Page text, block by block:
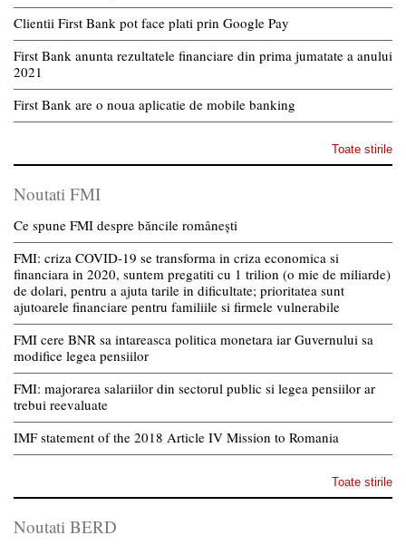
Clientii First Bank pot face plati prin Google Pay
First Bank anunta rezultatele financiare din prima jumatate a anului
2021
First Bank are o noua aplicatie de mobile banking
Toate stirile
Noutati FMI
Ce spune FMI despre băncile românești
FMI: criza COVID-19 se transforma in criza economica si
financiara in 2020, suntem pregatiti cu 1 trilion (o mie de miliarde)
de dolari, pentru a ajuta tarile in dificultate; prioritatea sunt
ajutoarele financiare pentru familiile si firmele vulnerabile
FMI cere BNR sa intareasca politica monetara iar Guvernului sa
modifice legea pensiilor
FMI: majorarea salariilor din sectorul public si legea pensiilor ar
trebui reevaluate
IMF statement of the 2018 Article IV Mission to Romania
Toate stirile
Noutati BERD